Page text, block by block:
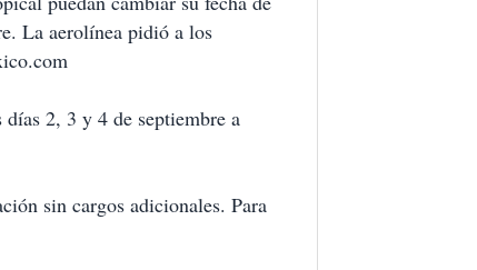
La aerolínea pidió a los
2, 3 y 4 de septiembre a
sin cargos adicionales. Para